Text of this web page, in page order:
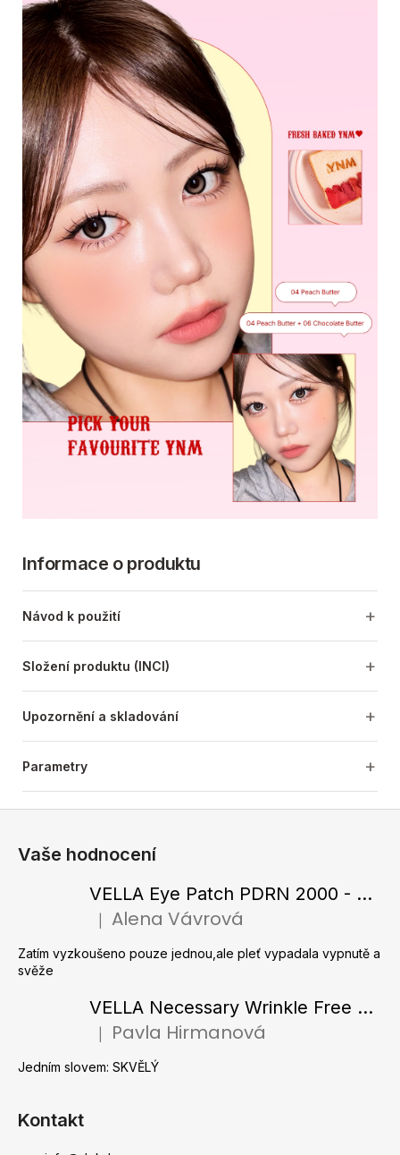
Informace o produktu
Návod k použití
Složení produktu (INCI)
Upozornění a skladování
Parametry
Vaše hodnocení
VELLA Eye Patch PDRN 2000 - Tající hydrogelové náplasti pod oči s PDRN 72 g / 60 ks
Hodnocení produktu je 5 z 5 hvězdiček.
Alena Vávrová
Zatím vyzkoušeno pouze jednou,ale pleť vypadala vypnutě a
svěže
VELLA Necessary Wrinkle Free Ampoule - Protivrásková ampule s kolagenovými vlákny a zlatým práškem 50 ml
Hodnocení produktu je 5 z 5 hvězdiček.
Pavla Hirmanová
Jedním slovem: SKVĚLÝ
Kontakt